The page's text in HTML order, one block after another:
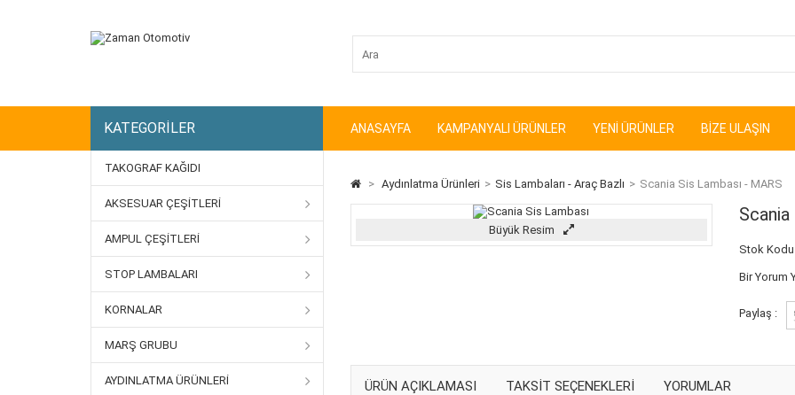
ANASAYFA KAMPANYALI ÜRÜNLER YENI ÜRÜNLER BIZE ULAŞIN
KATEGORILER
TAKOGRAF KAĞIDI
AKSESUAR ÇEŞITLERI
AMPUL ÇEŞITLERI
STOP LAMBALARI
KORNALAR
MARŞ GRUBU
AYDINLATMA ÜRÜNLERI
> Aydınlatma Ürünleri > Sis Lambaları - Araç Bazlı > Scania Sis Lambası - MARS
Büyük Resim
Scania
Stok
Bir Yorum
Paylaş :
ÜRÜN AÇIKLAMASI TAKSIT SEÇENEKLERI YORUMLAR